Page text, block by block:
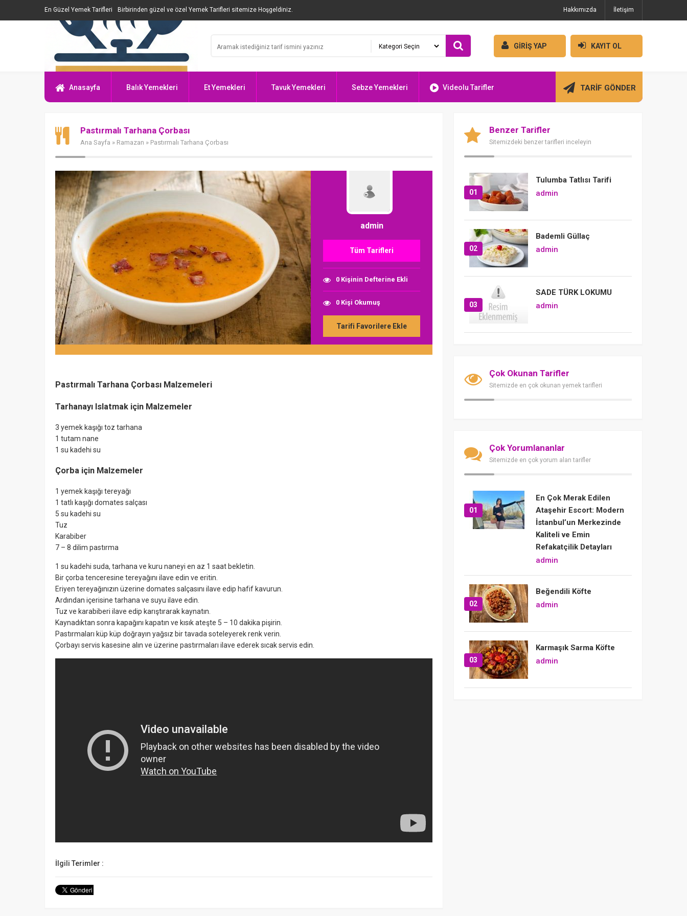
En Güzel Yemek Tarifleri Birbirinden güzel ve özel Yemek Tarifleri sitemize Hoşgeldiniz. Hakkımızda İletişim
GİRİŞ YAP KAYIT OL
Anasayfa Balık Yemekleri Et Yemekleri Tavuk Yemekleri Sebze Yemekleri Videolu Tarifler TARİF GÖNDER
Pastırmalı Tarhana Çorbası
Ana Sayfa » Ramazan » Pastırmalı Tarhana Çorbası
admin
Tüm Tarifleri
0 Kişinin Defterine Ekli
0 Kişi Okumuş
Tarifi Favorilere Ekle
Pastırmalı Tarhana Çorbası Malzemeleri
Tarhanayı Islatmak için Malzemeler
3 yemek kaşığı toz tarhana
1 tutam nane
1 su kadehi su
Çorba için Malzemeler
1 yemek kaşığı tereyağı
1 tatlı kaşığı domates salçası
5 su kadehi su
Tuz
Karabiber
7 – 8 dilim pastırma
1 su kadehi suda, tarhana ve kuru naneyi en az 1 saat bekletin.
Bir çorba tenceresine tereyağını ilave edin ve eritin.
Eriyen tereyağınızın üzerine domates salçasını ilave edip hafif kavurun.
Ardından içerisine tarhana ve suyu ilave edin.
Tuz ve karabiberi ilave edip karıştırarak kaynatın.
Kaynadıktan sonra kapağını kapatın ve kısık ateşte 5 – 10 dakika pişirin.
Pastırmaları küp küp doğrayın yağsız bir tavada soteleyerek renk verin.
Çorbayı servis kasesine alın ve üzerine pastırmaları ilave ederek sıcak servis edin.
İlgili Terimler :
Benzer Tarifler
Sitemizdeki benzer tarifleri inceleyin
01
Tulumba Tatlısı Tarifi
admin
02
Bademli Güllaç
admin
03
SADE TÜRK LOKUMU
admin
Çok Okunan Tarifler
Sitemizde en çok okunan yemek tarifleri
Çok Yorumlananlar
Sitemizde en çok yorum alan tarifler
01
En Çok Merak Edilen
Ataşehir Escort: Modern
İstanbul’un Merkezinde
Kaliteli ve Emin
Refakatçilik Detayları
admin
02
Beğendili Köfte
admin
03
Karmaşık Sarma Köfte
admin